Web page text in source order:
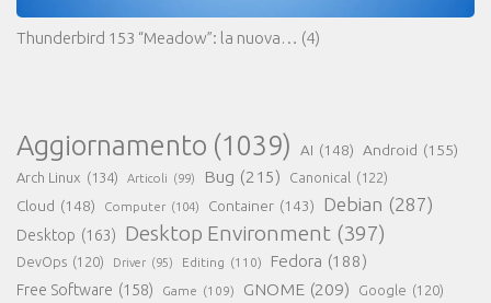
Thunderbird 153 “Meadow”: la nuova… (4)
Aggiornamento (1039) AI (148) Android (155)
Arch Linux (134) Articoli (99) Bug (215) Canonical (122)
Cloud (148) Computer (104) Container (143) Debian (287)
Desktop (163) Desktop Environment (397)
DevOps (120) Driver (95) Editing (110) Fedora (188)
Free Software (158) Game (109) GNOME (209) Google (120)